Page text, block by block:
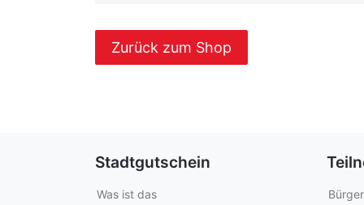
Zurück zum Shop
Stadtgutschein
Was ist das Bürger